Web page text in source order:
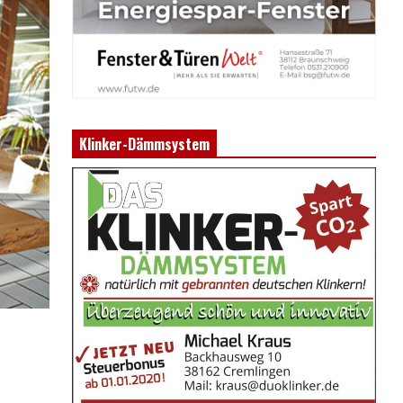
Klinker-Dämmsystem